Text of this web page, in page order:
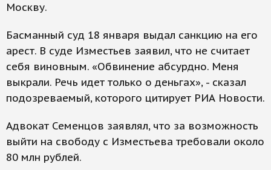
Москву.
Басманный суд 18 января выдал санкцию на его
арест. В суде Изместьев заявил, что не считает
себя виновным. «Обвинение абсурдно. Меня
выкрали. Речь идет только о деньгах», - сказал
подозреваемый, которого цитирует РИА Новости.
Адвокат Семенцов заявлял, что за возможность
выйти на свободу с Изместьева требовали около
80 млн рублей.